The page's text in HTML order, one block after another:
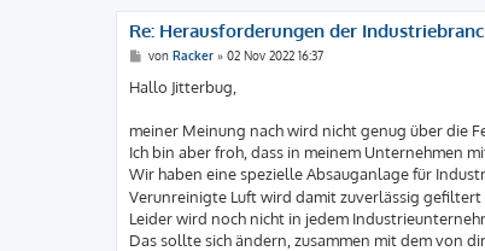
Re: Herausforderungen der
B
i
t
a
g
von Racker» 02 Nov 2022 16:37
Hallo Jitterbug,
meiner Meinung nach wird nicht genug über die
Ich bin aber froh, dass in meinem Unternehmen
Wir haben eine spezielle Absauganlage für
Verunreinigte Luft wird damit zuverlässig
Leider wird noch nicht in jedem
Das sollte sich ändern, zusammen mit dem von